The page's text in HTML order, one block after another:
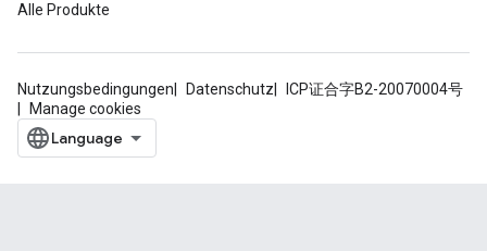
Alle Produkte
Nutzungsbedingungen Datenschutz
ICP证合字B2-20070004号
Manage cookies